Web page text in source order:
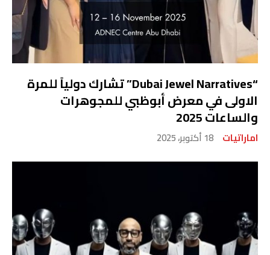
“Dubai Jewel Narratives” تشارك دولياً للمرة
الاولى في معرض أبوظبي للمجوهرات
والساعات 2025
اماراتيات 18 أكتوبر، 2025